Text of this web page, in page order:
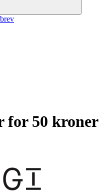
for 50 kroner